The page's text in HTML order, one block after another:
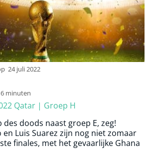
24 juli 2022
minuten
Qatar | Groep H
des doods naast groep E, zeg!
en Luis Suarez zijn nog niet zomaar
finales, met het gevaarlijke Ghana